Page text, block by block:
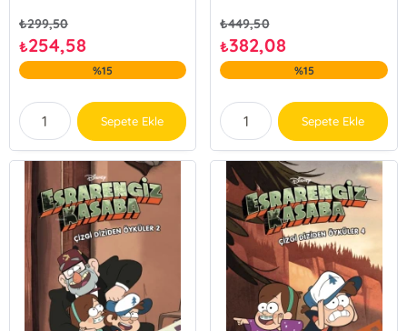
₺299,50
₺254,58
%15
Sepete Ekle
₺449,50
₺382,08
%15
Sepete Ekle